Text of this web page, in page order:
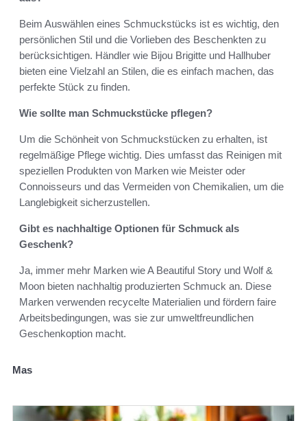
Beim Auswählen eines Schmuckstücks ist es wichtig, den
persönlichen Stil und die Vorlieben des Beschenkten zu
berücksichtigen. Händler wie Bijou Brigitte und Hallhuber
bieten eine Vielzahl an Stilen, die es einfach machen, das
perfekte Stück zu finden.
Wie sollte man Schmuckstücke pflegen?
Um die Schönheit von Schmuckstücken zu erhalten, ist
regelmäßige Pflege wichtig. Dies umfasst das Reinigen mit
speziellen Produkten von Marken wie Meister oder
Connoisseurs und das Vermeiden von Chemikalien, um die
Langlebigkeit sicherzustellen.
Gibt es nachhaltige Optionen für Schmuck als
Geschenk?
Ja, immer mehr Marken wie A Beautiful Story und Wolf &
Moon bieten nachhaltig produzierten Schmuck an. Diese
Marken verwenden recycelte Materialien und fördern faire
Arbeitsbedingungen, was sie zur umweltfreundlichen
Geschenkoption macht.
Mas